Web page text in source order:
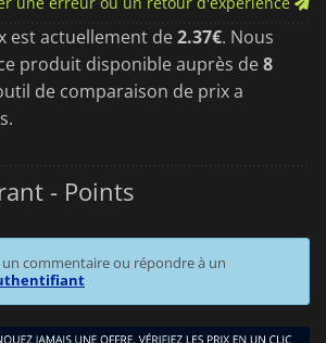
est actuellement de2.37€. Nous
produit disponible auprès de8
de comparaison de prix a
- Points
commentaire ou répondre à un